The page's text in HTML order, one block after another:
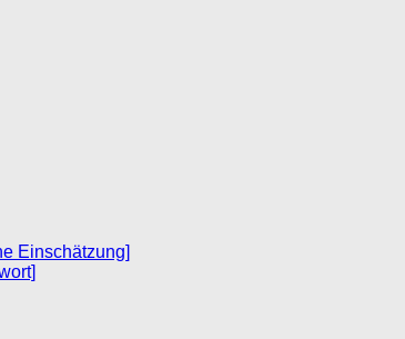
Einschätzung]